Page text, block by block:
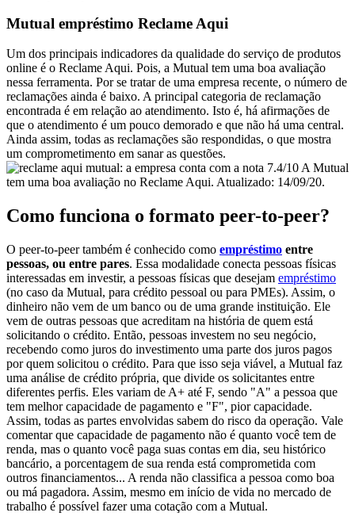
Mutual empréstimo Reclame Aqui
Um dos principais indicadores da qualidade do serviço de produtos
online é o Reclame Aqui. Pois, a Mutual tem uma boa avaliação
nessa ferramenta. Por se tratar de uma empresa recente, o número de
reclamações ainda é baixo. A principal categoria de reclamação
encontrada é em relação ao atendimento. Isto é, há afirmações de
que o atendimento é um pouco demorado e que não há uma central.
Ainda assim, todas as reclamações são respondidas, o que mostra
um comprometimento em sanar as questões.
A Mutual
tem uma boa avaliação no Reclame Aqui. Atualizado: 14/09/20.
Como funciona o formato peer-to-peer?
O peer-to-peer também é conhecido como empréstimo entre
pessoas, ou entre pares. Essa modalidade conecta pessoas físicas
interessadas em investir, a pessoas físicas que desejam empréstimo
(no caso da Mutual, para crédito pessoal ou para PMEs). Assim, o
dinheiro não vem de um banco ou de uma grande instituição. Ele
vem de outras pessoas que acreditam na história de quem está
solicitando o crédito. Então, pessoas investem no seu negócio,
recebendo como juros do investimento uma parte dos juros pagos
por quem solicitou o crédito. Para que isso seja viável, a Mutual faz
uma análise de crédito própria, que divide os solicitantes entre
diferentes perfis. Eles variam de A+ até F, sendo "A" a pessoa que
tem melhor capacidade de pagamento e "F", pior capacidade.
Assim, todas as partes envolvidas sabem do risco da operação. Vale
comentar que capacidade de pagamento não é quanto você tem de
renda, mas o quanto você paga suas contas em dia, seu histórico
bancário, a porcentagem de sua renda está comprometida com
outros financiamentos... A renda não classifica a pessoa como boa
ou má pagadora. Assim, mesmo em início de vida no mercado de
trabalho é possível fazer uma cotação com a Mutual.